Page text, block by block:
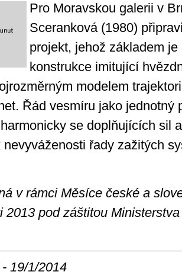
Pro Moravskou galerii v
Sceranková (1980)
projekt, jehož základem
konstrukce imitující
modelem
Řád vesmíru jako jednotný
se doplňujících sil
nevyváženosti řady zažitých
v rámci Měsíce české a
2013 pod záštitou
19/1/2014